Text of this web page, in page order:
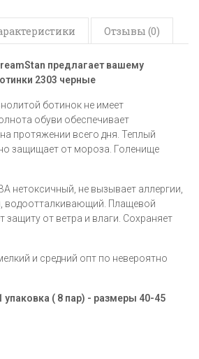
Отзывы (0)
предлагает вашему
2303 черные
ботинок не имеет
обуви обеспечивает
протяжении всего дня. Теплый
защищает от мороза. Голенище
нетоксичный, не вызывает аллергии,
водоотталкивающий. Плащевой
защиту от ветра и влаги. Сохраняет
и средний опт по невероятно
( 8 пар) - размеры 40-45